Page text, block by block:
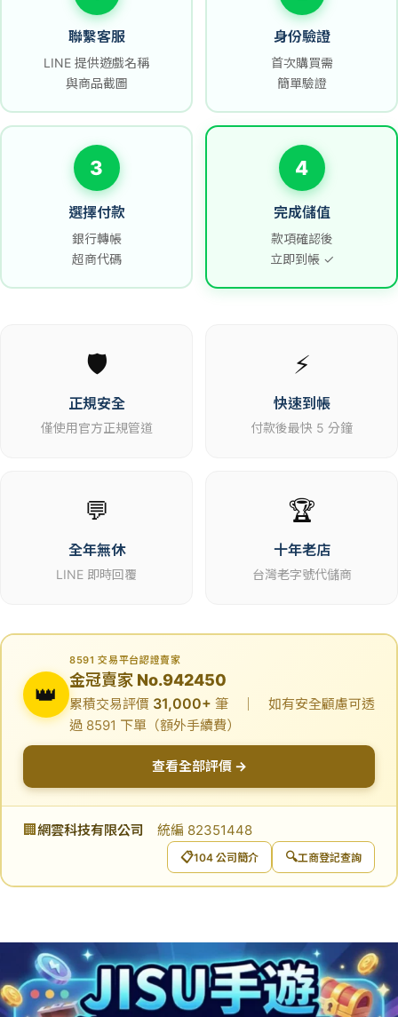
聯繫客服
LINE 提供遊戲名稱
與商品截圖
身份驗證
首次購買需
簡單驗證
3
選擇付款
銀行轉帳
超商代碼
4
完成儲值
款項確認後
立即到帳 ✓
🛡️
正規安全
僅使用官方正規管道
⚡
快速到帳
付款後最快 5 分鐘
💬
全年無休
LINE 即時回覆
🏆
十年老店
台灣老字號代儲商
👑
8591 交易平台認證賣家
金冠賣家 No.942450
累積交易評價 31,000+ 筆 ｜ 如有安全顧慮可透
過 8591 下單（額外手續費）
查看全部評價 →
🏢 網雲科技有限公司 統編 82351448
📋104 公司簡介 🔍工商登記查詢